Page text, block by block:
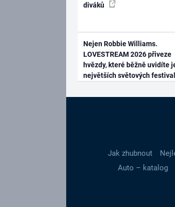
diváků
Nejen Robbie Williams.
LOVESTREAM 2026 přiveze
hvězdy, které běžně uvidíte
největších světových
Jak zhubnout
Auto – katalog